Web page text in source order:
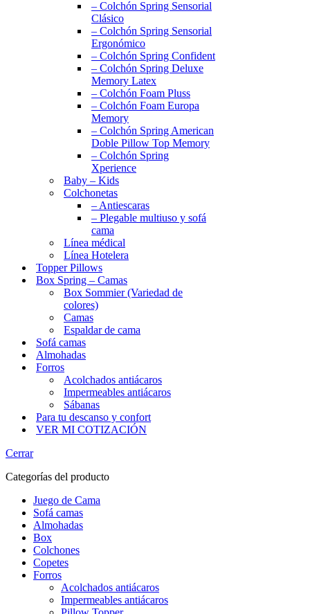
– Colchón Spring Sensorial
Clásico
– Colchón Spring Sensorial
Ergonómico
– Colchón Spring Confident
– Colchón Spring Deluxe
Memory Latex
– Colchón Foam Pluss
– Colchón Foam Europa
Memory
– Colchón Spring American
Doble Pillow Top Memory
– Colchón Spring
Xperience
Baby – Kids
Colchonetas
– Antiescaras
– Plegable multiuso y sofá
cama
Línea médical
Línea Hotelera
Topper Pillows
Box Spring – Camas
Box Sommier (Variedad de
colores)
Camas
Espaldar de cama
Sofá camas
Almohadas
Forros
Acolchados antiácaros
Impermeables antiácaros
Sábanas
Para tu descanso y confort
VER MI COTIZACIÓN
Cerrar
Categorías del producto
Juego de Cama
Sofá camas
Almohadas
Box
Colchones
Copetes
Forros
Acolchados antiácaros
Impermeables antiácaros